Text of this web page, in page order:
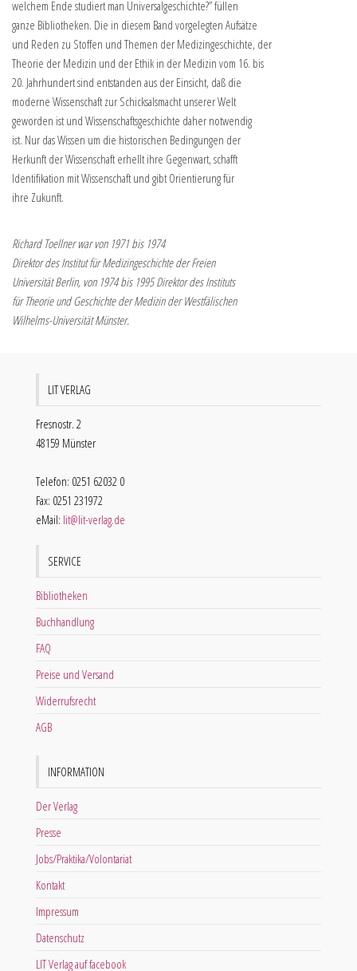
welchem Ende studiert man Universalgeschichte?” füllen
ganze Bibliotheken. Die in diesem Band vorgelegten Aufsätze
und Reden zu Stoffen und Themen der Medizingeschichte, der
Theorie der Medizin und der Ethik in der Medizin vom 16. bis
20. Jahrhundert sind entstanden aus der Einsicht, daß die
moderne Wissenschaft zur Schicksalsmacht unserer Welt
geworden ist und Wissenschaftsgeschichte daher notwendig
ist. Nur das Wissen um die historischen Bedingungen der
Herkunft der Wissenschaft erhellt ihre Gegenwart, schafft
Identifikation mit Wissenschaft und gibt Orientierung für
ihre Zukunft.
Richard Toellner war von 1971 bis 1974
Direktor des Institut für Medizingeschichte der Freien
Universität Berlin, von 1974 bis 1995 Direktor des Instituts
für Theorie und Geschichte der Medizin der Westfälischen
Wilhelms-Universität Münster.
LIT VERLAG
Fresnostr. 2
48159 Münster
Telefon: 0251 62032 0
Fax: 0251 231972
eMail: lit@lit-verlag.de
SERVICE
Bibliotheken
Buchhandlung
FAQ
Preise und Versand
Widerrufsrecht
AGB
INFORMATION
Der Verlag
Presse
Jobs/Praktika/Volontariat
Kontakt
Impressum
Datenschutz
LIT Verlag auf facebook